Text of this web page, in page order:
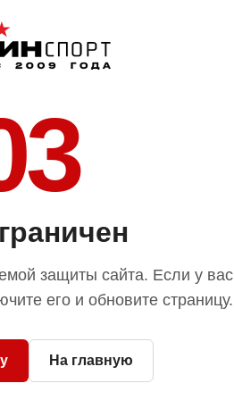
защиты сайта. Если у вас
его и обновите страницу.
На главную